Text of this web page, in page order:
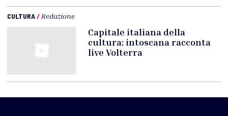
CULTURA/ Redazione
Capitale italiana della
cultura: intoscana racconta
live Volterra